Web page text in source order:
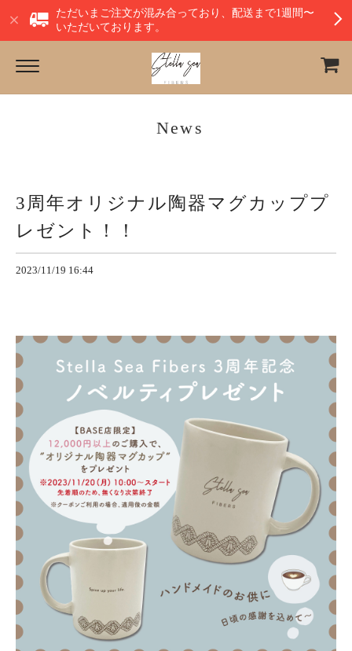
ただいまご注文が混み合っており、配送まで1週間〜
いただいております。
News
3周年オリジナル陶器マグカッププ
レゼント！！
2023/11/19 16:44